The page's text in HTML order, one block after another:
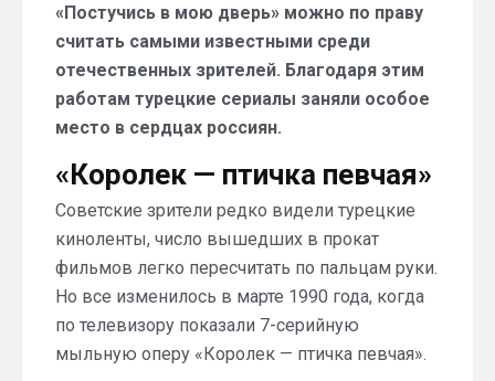
«Постучись в мою дверь» можно по праву
считать самыми известными среди
отечественных зрителей. Благодаря этим
работам турецкие сериалы заняли особое
место в сердцах россиян.
«Королек — птичка певчая»
Советские зрители редко видели турецкие
киноленты, число вышедших в прокат
фильмов легко пересчитать по пальцам руки.
Но все изменилось в марте 1990 года, когда
по телевизору показали 7-серийную
мыльную оперу «Королек — птичка певчая».